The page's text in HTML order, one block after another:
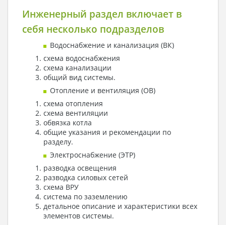
Инженерный раздел включает в
себя несколько подразделов
Водоснабжение и канализация (ВК)
схема водоснабжения
схема канализации
общий вид системы.
Отопление и вентиляция (ОВ)
схема отопления
схема вентиляции
обвязка котла
общие указания и рекомендации по
разделу.
Электроснабжение (ЭТР)
разводка освещения
разводка силовых сетей
схема ВРУ
система по заземлению
детальное описание и характеристики всех
элементов системы.